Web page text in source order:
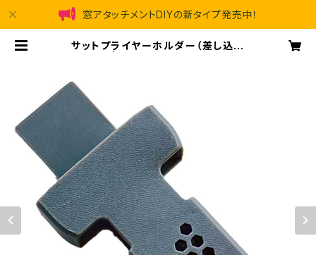
窓アタッチメントDIYの新タイプ発売中！
サットプライヤーホルダー（差し込み